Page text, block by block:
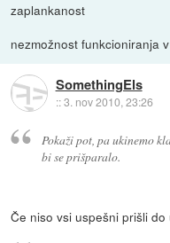
zaplankanost
nezmožnost funkcioniranja
SomethingEls
::3. nov 2010, 23:26
Pokaži pot, pa ukinemo
bi se prišparalo.
Če niso vsi uspešni prišli